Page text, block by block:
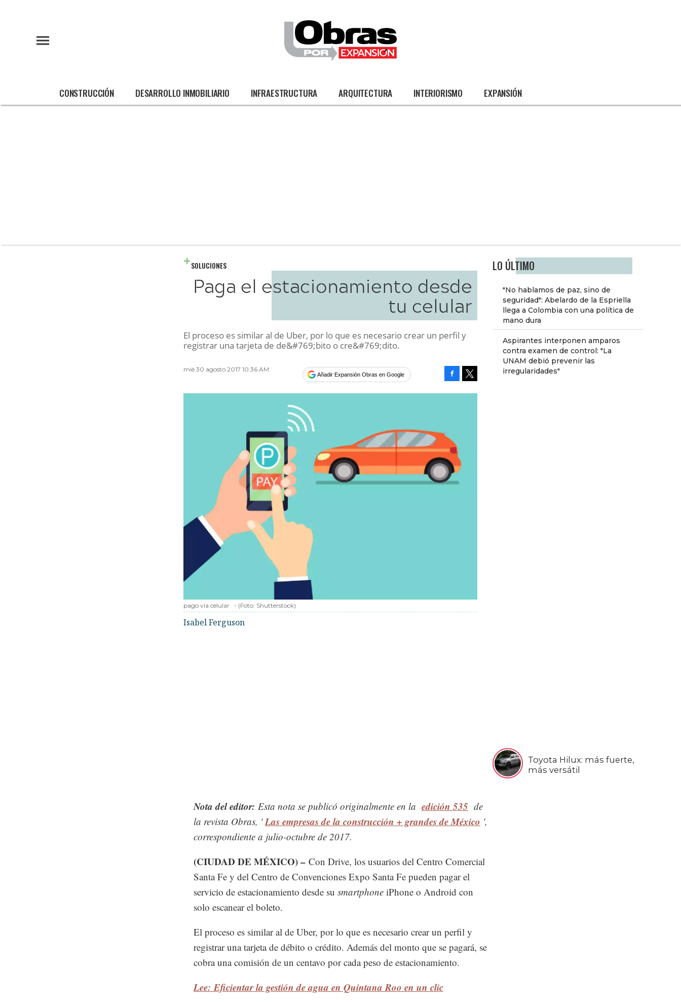
CONSTRUCCIÓN DESARROLLO INMOBILIARIO INFRAESTRUCTURA ARQUITECTURA INTERIORISMO EXPANSIÓN
LO ÚLTIMO
"No hablamos de paz, sino de
seguridad": Abelardo de la Espriella
llega a Colombia con una política de
mano dura
Aspirantes interponen amparos
contra examen de control: "La
UNAM debió prevenir las
irregularidades"
Toyota Hilux: más fuerte,
más versátil
SOLUCIONES
Paga el estacionamiento desde
tu celular
El proceso es similar al de Uber, por lo que es necesario crear un perfil y
registrar una tarjeta de de&#769;bito o cre&#769;dito.
mié 30 agosto 2017 10:36 AM
Añadir Expansión Obras en Google
pago vía celular - (Foto: Shutterstock)
Isabel Ferguson
Nota del editor: Esta nota se publicó originalmente en la edición 535 de
la revista Obras, ' Las empresas de la construcción + grandes de México ',
correspondiente a julio-octubre de 2017.
(CIUDAD DE MÉXICO) – Con Drive, los usuarios del Centro Comercial
Santa Fe y del Centro de Convenciones Expo Santa Fe pueden pagar el
servicio de estacionamiento desde su smartphone iPhone o Android con
solo escanear el boleto.
El proceso es similar al de Uber, por lo que es necesario crear un perfil y
registrar una tarjeta de débito o crédito. Además del monto que se pagará, se
cobra una comisión de un centavo por cada peso de estacionamiento.
Lee: Eficientar la gestión de agua en Quintana Roo en un clic